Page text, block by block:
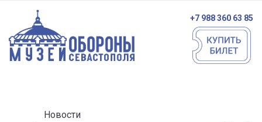
+7 988 360 63 85
Новости